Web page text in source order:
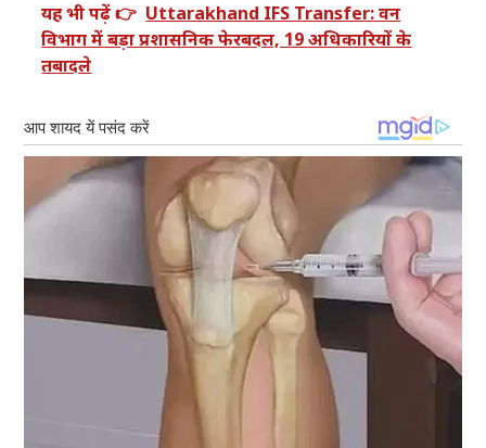
यह भी पढ़ें 👉 Uttarakhand IFS Transfer: वन
विभाग में बड़ा प्रशासनिक फेरबदल, 19 अधिकारियों के
तबादले